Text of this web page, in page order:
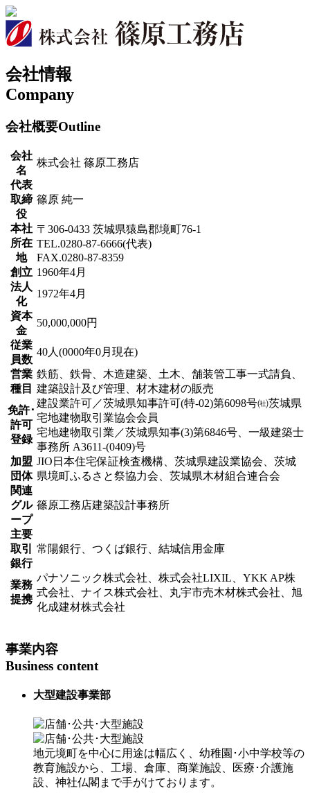
会社情報
Company
会社概要Outline
会社
名
株式会社 篠原工務店
代表
取締
役
篠原 純一
本社
所在
地
〒306-0433 茨城県猿島郡境町76-1
TEL.0280-87-6666(代表)
FAX.0280-87-8359
創立 1960年4月
法人
化
1972年4月
資本
金
50,000,000円
従業
員数
40人(0000年0月現在)
営業
種目
鉄筋、鉄骨、木造建築、土木、舗装管工事一式請負、
建築設計及び管理、材木建材の販売
免許･
許可
登録
建設業許可／茨城県知事許可(特-02)第6098号㈳茨城県
宅地建物取引業協会会員
宅地建物取引業／茨城県知事(3)第6846号、一級建築士
事務所 A3611-(0409)号
加盟
団体
JIO日本住宅保証検査機構、茨城県建設業協会、茨城
県境町ふるさと祭協力会、茨城県木材組合連合会
関連
グル
ープ
篠原工務店建築設計事務所
主要
取引
銀行
常陽銀行、つくば銀行、結城信用金庫
業務
提携
パナソニック株式会社、株式会社LIXIL、YKK AP株
式会社、ナイス株式会社、丸宇市売木材株式会社、旭
化成建材株式会社
事業内容
Business content
大型建設事業部
地元境町を中心に用途は幅広く、幼稚園･小中学校等の
教育施設から、工場、倉庫、商業施設、医療･介護施
設、神社仏閣まで手がけております。